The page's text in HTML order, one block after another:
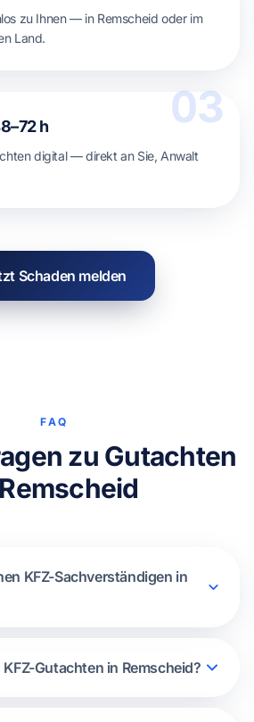
zu Ihnen — in Remscheid oder im
Land.
03
h
digital — direkt an Sie, Anwalt
Schaden melden
FAQ
zu Gutachten
KFZ-Sachverständigen in
Gutachten in Remscheid?